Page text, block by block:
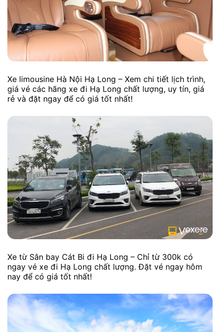
Xe limousine Hà Nội Hạ Long – Xem chi tiết lịch trình,
giá vé các hãng xe đi Hạ Long chất lượng, uy tín, giá
rẻ và đặt ngay để có giá tốt nhất!
Xe từ Sân bay Cát Bi đi Hạ Long – Chỉ từ 300k có
ngay vé xe đi Hạ Long chất lượng. Đặt vé ngay hôm
nay để có giá tốt nhất!